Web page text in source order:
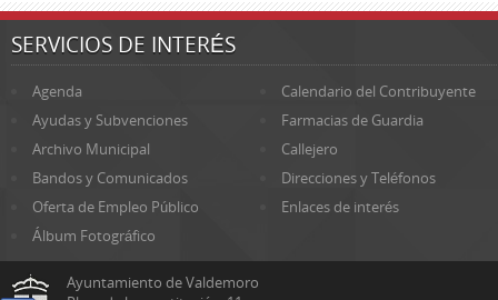
SERVICIOS DE INTERÉS
Agenda
Calendario del Contribuyente
Ayudas y Subvenciones
Farmacias de Guardia
Archivo Municipal
Callejero
Bandos y Comunicados
Direcciones y Teléfonos
Oferta de Empleo Público
Enlaces de interés
Álbum Fotográfico
Ayuntamiento de Valdemoro